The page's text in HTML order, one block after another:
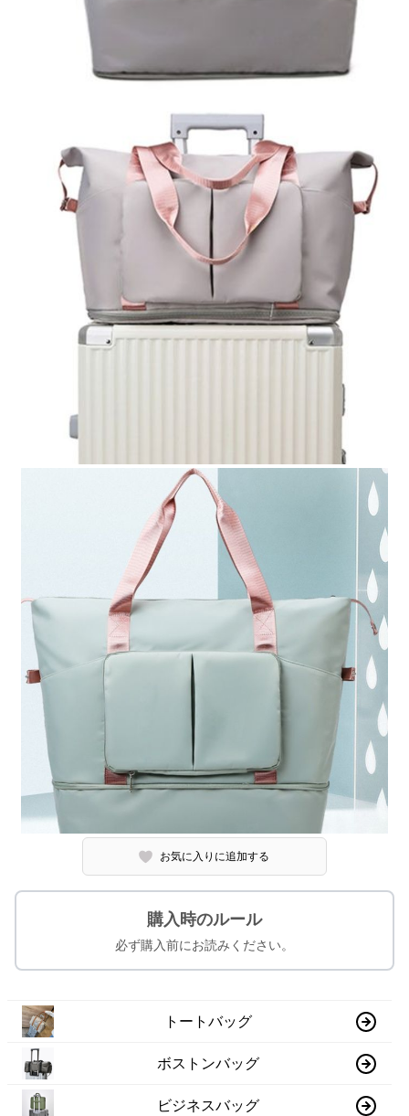
お気に入りに追加する
購入時のルール
必ず購入前にお読みください。
トートバッグ
ボストンバッグ
ビジネスバッグ